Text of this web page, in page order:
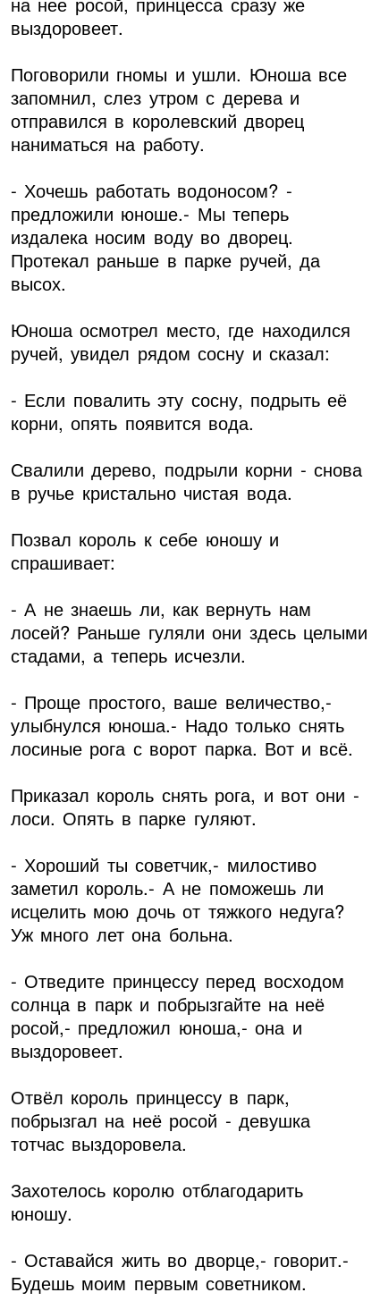
выздоровеет.
Поговорили гномы и ушли. Юноша все
запомнил, слез утром с дерева и
отправился в королевский дворец
наниматься на работу.
- Хочешь работать водоносом? -
предложили юноше.- Мы теперь
издалека носим воду во дворец.
Протекал раньше в парке ручей, да
высох.
Юноша осмотрел место, где находился
ручей, увидел рядом сосну и сказал:
- Если повалить эту сосну, подрыть её
корни, опять появится вода.
Свалили дерево, подрыли корни - снова
в ручье кристально чистая вода.
Позвал король к себе юношу и
спрашивает:
- А не знаешь ли, как вернуть нам
лосей? Раньше гуляли они здесь целыми
стадами, а теперь исчезли.
- Проще простого, ваше величество,-
улыбнулся юноша.- Надо только снять
лосиные рога с ворот парка. Вот и всё.
Приказал король снять рога, и вот они -
лоси. Опять в парке гуляют.
- Хороший ты советчик,- милостиво
заметил король.- А не поможешь ли
исцелить мою дочь от тяжкого недуга?
Уж много лет она больна.
- Отведите принцессу перед восходом
солнца в парк и побрызгайте на неё
росой,- предложил юноша,- она и
выздоровеет.
Отвёл король принцессу в парк,
побрызгал на неё росой - девушка
тотчас выздоровела.
Захотелось королю отблагодарить
юношу.
- Оставайся жить во дворце,- говорит.-
Будешь моим первым советником.